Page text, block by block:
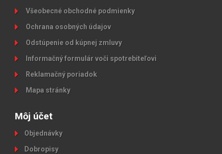
Všeobecné obchodné podmienky
Ochrana osobných údajov
Odstúpenie od kúpnej zmluvy
Informačný formulár voči spotrebiteľovi
Reklamačný poriadok
Mapa stránky
Môj účet
Objednávky
Dobropisy